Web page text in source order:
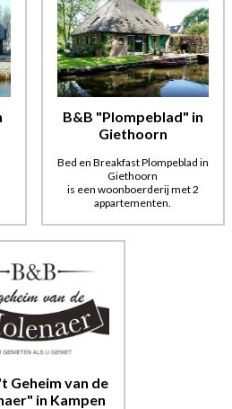
B&B "Plompeblad" in
Giethoorn
Bed en Breakfast Plompeblad in
Giethoorn
is een woonboerderij met 2
appartementen.
Geheim van de
in Kampen